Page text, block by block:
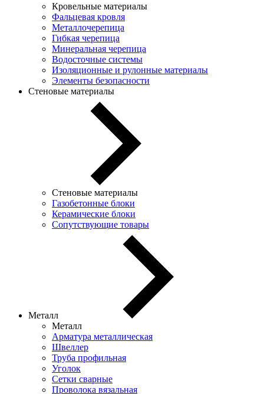
Кровельные материалы
Фальцевая кровля
Металлочерепица
Гибкая черепица
Минеральная черепица
Водосточные системы
Изоляционные и рулонные материалы
Элементы безопасности
Стеновые материалы
Стеновые материалы
Газобетонные блоки
Керамические блоки
Сопутствующие товары
Металл
Металл
Арматура металлическая
Швеллер
Труба профильная
Уголок
Сетки сварные
Проволока вязальная